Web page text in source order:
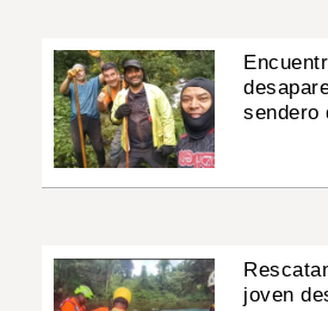
sendero
joven